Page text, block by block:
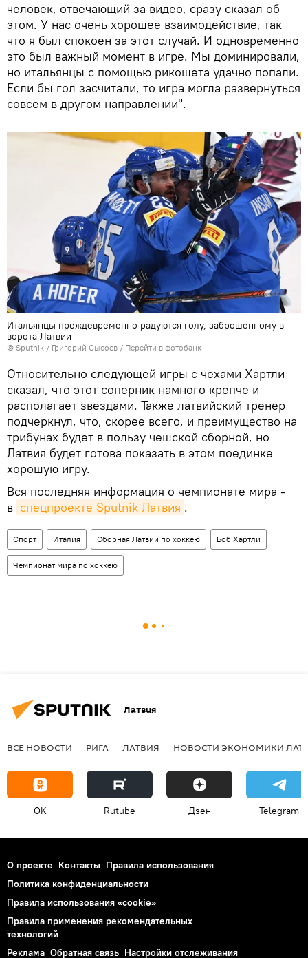
человек, отвечающий за видео, сразу сказал об
этом. У нас очень хорошее взаимодействие, так
что я был спокоен за этот случай. И одновременно
это был важный момент в игре. Мы доминировали,
но итальянцы с помощью рикошета удачно попали.
Если бы гол засчитали, то игра могла развернуться
совсем в другом направлении".
Итальянцы преждевременно радуются голу, заброшенному в
ворота Латвии
© Sputnik / Григорий Сысоев / Перейти в фотобанк
Относительно следующей игры с чехами Хартли
сказал, что этот соперник намного крепче и
располагает звездами. Также латвийский тренер
подчеркнул, что, скорее всего, и преимущество на
трибунах будет в пользу чешской сборной, но
Латвия будет готова показать в этом поединке
хорошую игру.
Вся последняя информация о чемпионате мира -
в спецпроекте Sputnik Латвия .
Спорт Италия Сборная Латвии по хоккею Боб Хартли
Чемпионат мира по хоккею
Латвия
ВСЕ НОВОСТИ РИГА ЛАТВИЯ НОВОСТИ ЭКОНОМИКИ
OK Rutube Дзен Telegram
О проекте Контакты Правила использования
Политика конфиденциальности
Правила использования «cookie»
Правила применения рекомендательных
технологий
Реклама Обратная связь Настройки отслеживания